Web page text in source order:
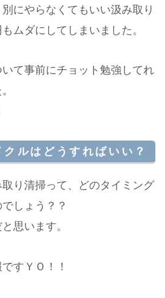
にやらなくてもいい汲み取り
ムダにしてしまいました。
て事前にチョット勉強してれ
ルはどうすればいい？
り清掃って、どのタイミング
しょう？？
思います。
すＹＯ！！